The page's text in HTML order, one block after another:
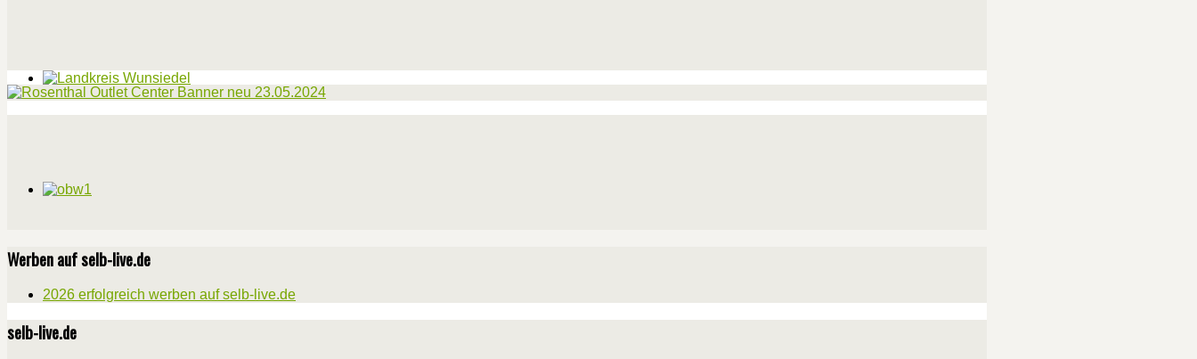
Werben auf selb-live.de
2026 erfolgreich werben auf selb-live.de
selb-live.de